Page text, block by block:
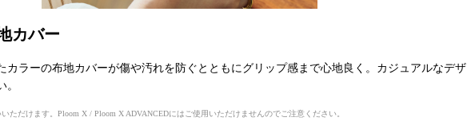
カバー
カラーの布地カバーが傷や汚れを防ぐとともにグリップ感まで心地良く。カジュアルなデザ
ただけます。Ploom X / Ploom X ADVANCEDにはご使用いただけませんのでご注意ください。